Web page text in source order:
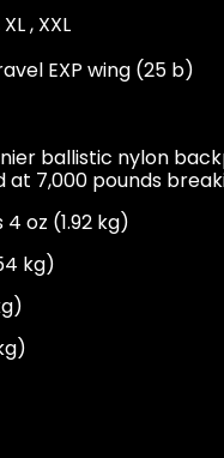
, XXL
EXP wing (25 b)
ballistic nylon
7,000 pounds
oz (1.92 kg)
kg)